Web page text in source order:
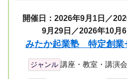
開催日：2026年9月1日／
9月29日／2026年10月
みたか起業塾 特定創
ジャンル 講座・教室・講演会